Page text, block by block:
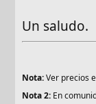
Un saludo.
Nota:Ver precios
Nota 2: En